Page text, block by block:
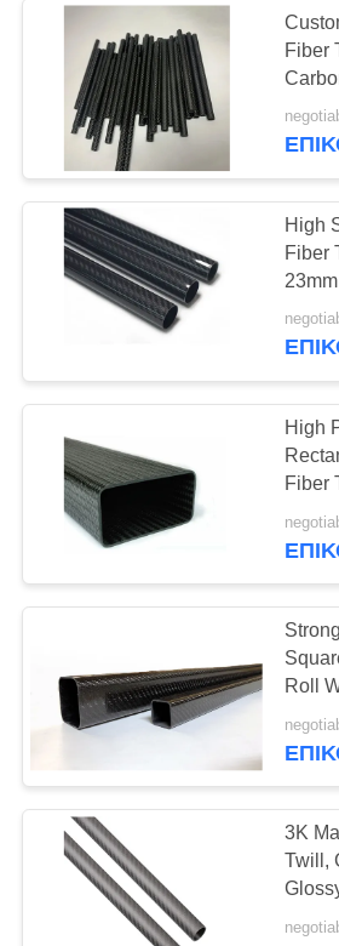
άνθρακα
Ράβδος ινών
άνθρακα
πόλοι
CNC
τμήματα
Fiber
Black
High
Fiber
Roll
High
Fiber
Roll
3K
Twill,